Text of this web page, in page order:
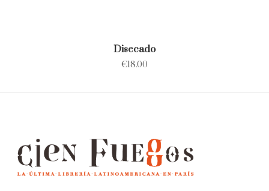
Disecado
€18.00